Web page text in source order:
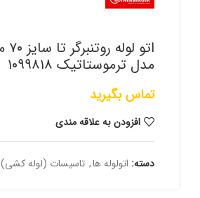
مدل ترموستاتیک ۱۰۹۹۸۱۸
تماس بگیرید
افزودن به علاقه مندی
دسته: اتولوله ها, تاسیسات (لوله کشی)